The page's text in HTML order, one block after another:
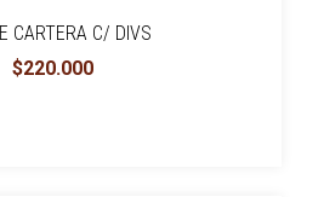
CARTERA C/ DIVS
$220.000